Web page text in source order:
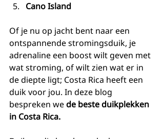
Cano Island
Of je nu op jacht bent naar een
ontspannende stromingsduik, je
adrenaline een boost wilt geven met
wat stroming, of wilt zien wat er in
de diepte ligt; Costa Rica heeft een
duik voor jou. In deze blog
bespreken we de beste duikplekken
in Costa Rica.